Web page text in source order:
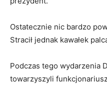
Ostatecznie nic bardzo
Stracił jednak kawałek
Podczas tego wydarzenia
towarzyszyli